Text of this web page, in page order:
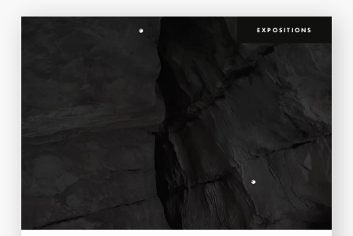
EXPOSITIONS